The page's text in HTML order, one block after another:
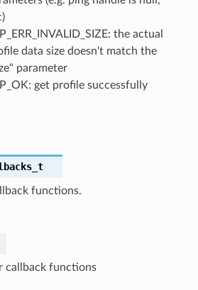
the actual
data size doesn't match the
parameter
get profile successfully
functions.
callback functions